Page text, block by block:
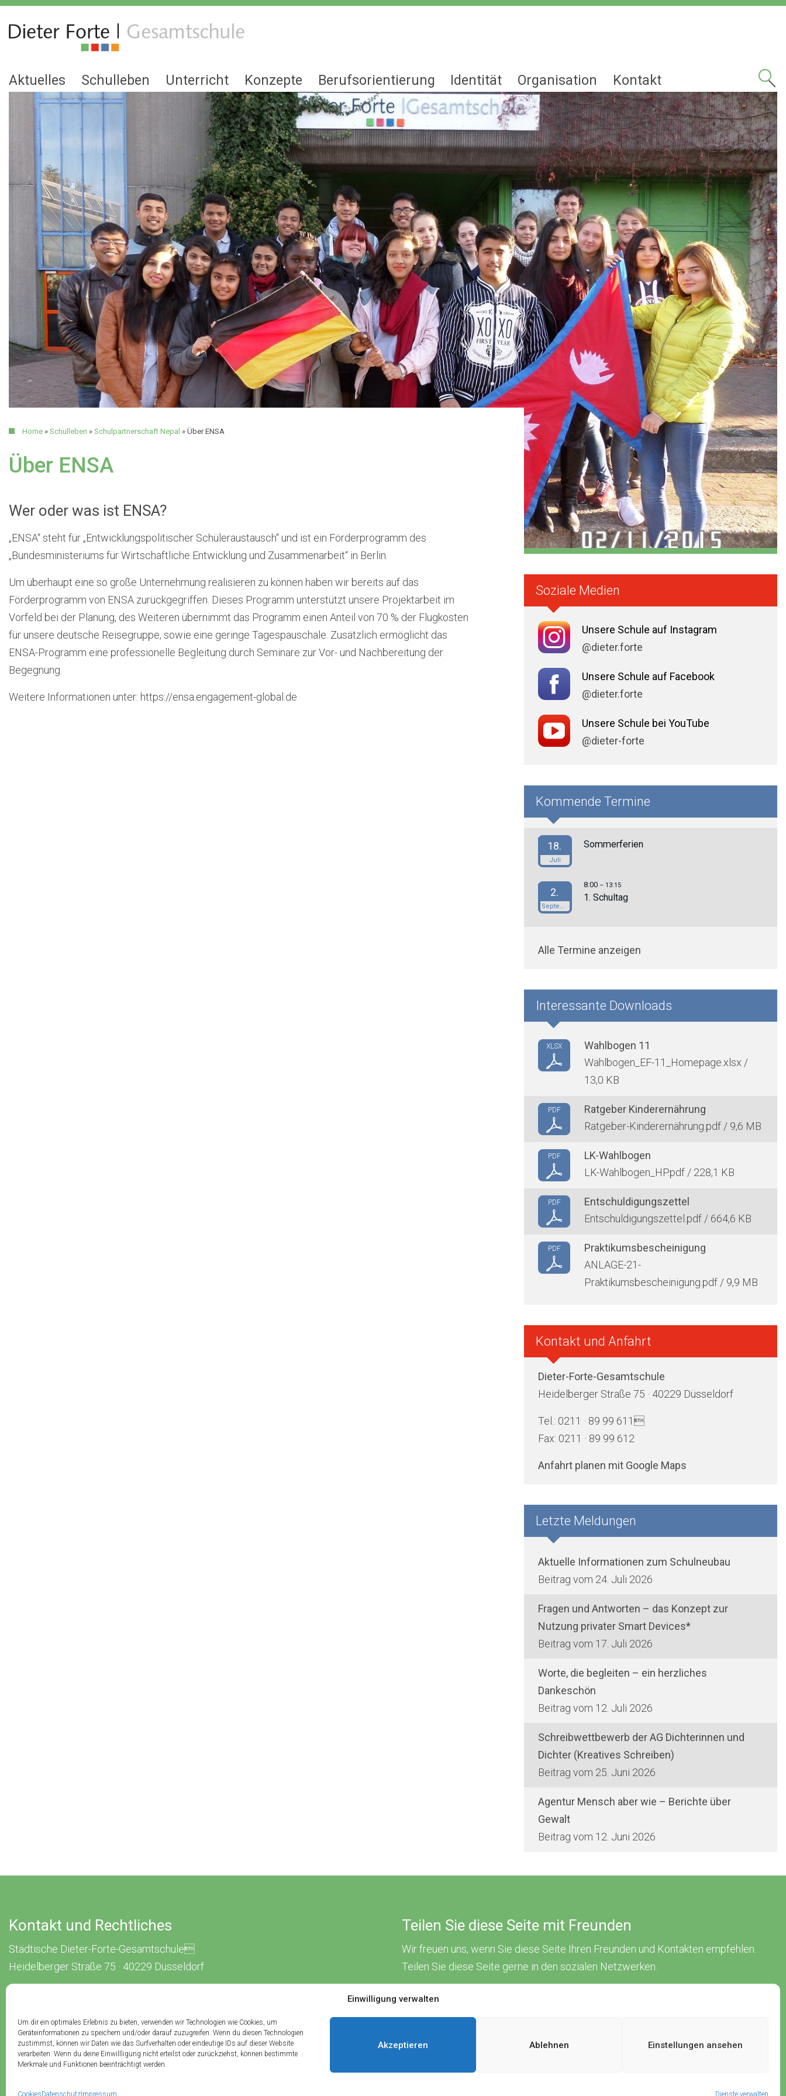
Einwilligung verwalten
Um dir ein optimales Erlebnis zu bieten, verwenden wir Technologien wie Cookies, um
Geräteinformationen zu speichern und/oder darauf zuzugreifen. Wenn du diesen Technologien
zustimmst, können wir Daten wie das Surfverhalten oder eindeutige IDs auf dieser Website
verarbeiten. Wenn du deine Einwillligung nicht erteilst oder zurückziehst, können bestimmte
Merkmale und Funktionen beeinträchtigt werden.
Dienste verwalten
Akzeptieren Ablehnen Einstellungen ansehen
CookiesDatenschutz Impressum
Aktuelles Schulleben Unterricht Konzepte Berufsorientierung Identität Organisation Kontakt
Home » Schulleben » Schulpartnerschaft Nepal » Über ENSA
Über ENSA
Wer oder was ist ENSA?
„ENSA“ steht für „Entwicklungspolitischer Schüleraustausch“ und ist ein Förderprogramm des
„Bundesministeriums für Wirtschaftliche Entwicklung und Zusammenarbeit“ in Berlin.
Um überhaupt eine so große Unternehmung realisieren zu können haben wir bereits auf das
Förderprogramm von ENSA zurückgegriffen. Dieses Programm unterstützt unsere Projektarbeit im
Vorfeld bei der Planung, des Weiteren übernimmt das Programm einen Anteil von 70 % der Flugkosten
für unsere deutsche Reisegruppe, sowie eine geringe Tagespauschale. Zusätzlich ermöglicht das
ENSA-Programm eine professionelle Begleitung durch Seminare zur Vor- und Nachbereitung der
Begegnung.
Weitere Informationen unter: https://ensa.engagement-global.de
Soziale Medien
Unsere Schule auf Instagram
@dieter.forte
Unsere Schule auf Facebook
@dieter.forte
Unsere Schule bei YouTube
@dieter-forte
Kommende Termine
18.
Juli
Sommerferien
2.
8:00 – 13:15
1. Schultag
Alle Termine anzeigen
Interessante Downloads
XLSX
Wahlbogen 11
Wahlbogen_EF-11_Homepage.xlsx /
13,0 KB
PDF
Ratgeber Kinderernährung
Ratgeber-Kinderernährung.pdf / 9,6 MB
PDF
LK-Wahlbogen
LK-Wahlbogen_HP.pdf / 228,1 KB
PDF
Entschuldigungszettel
Entschuldigungszettel.pdf / 664,6 KB
PDF
Praktikumsbescheinigung
ANLAGE-21-
Praktikumsbescheinigung.pdf / 9,9 MB
Kontakt und Anfahrt
Dieter-Forte-Gesamtschule
Heidelberger Straße 75 · 40229 Düsseldorf
Tel.: 0211 · 89 99 611
Fax: 0211 · 89 99 612
Anfahrt planen mit Google Maps
Letzte Meldungen
Aktuelle Informationen zum Schulneubau
24. Juli 2026
Fragen und Antworten – das Konzept zur
Nutzung privater Smart Devices*
17. Juli 2026
Worte, die begleiten – ein herzliches
Dankeschön
12. Juli 2026
Schreibwettbewerb der AG Dichterinnen und
Dichter (Kreatives Schreiben)
25. Juni 2026
Agentur Mensch aber wie – Berichte über
Gewalt
12. Juni 2026
Kontakt und Rechtliches
Städtische Dieter-Forte-Gesamtschule
Heidelberger Straße 75 · 40229 Düsseldorf
Kontakt Impressum Datenschutz Cookies
Teilen Sie diese Seite mit Freunden
Wir freuen uns, wenn Sie diese Seite Ihren Freunden und Kontakten empfehlen.
Teilen Sie diese Seite gerne in den sozialen Netzwerken.
Copyright (c) 2026 Dieter-Forte-Gesamtschule